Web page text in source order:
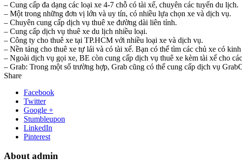
– Cung cấp đa dạng các loại xe 4-7 chỗ có tài xế, chuyên các tuyến du lịch.
– Một trong những đơn vị lớn và uy tín, có nhiều lựa chọn xe và dịch vụ.
– Chuyên cung cấp dịch vụ thuê xe đường dài liên tỉnh.
– Cung cấp dịch vụ thuê xe du lịch nhiều loại.
– Công ty cho thuê xe tại TP.HCM với nhiều loại xe và dịch vụ.
– Nền tảng cho thuê xe tự lái và có tài xế. Bạn có thể tìm các chủ xe có
– Ngoài dịch vụ gọi xe, BE còn cung cấp dịch vụ thuê xe kèm tài xế cho
– Grab: Trong một số trường hợp, Grab cũng có thể cung cấp dịch vụ
Share
Facebook
Twitter
Google +
Stumbleupon
LinkedIn
Pinterest
About admin